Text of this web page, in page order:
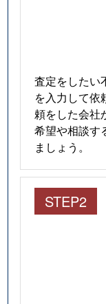
査定をしたい
を入力して依
頼をした会社
希望や相談す
ましょう。
STEP2